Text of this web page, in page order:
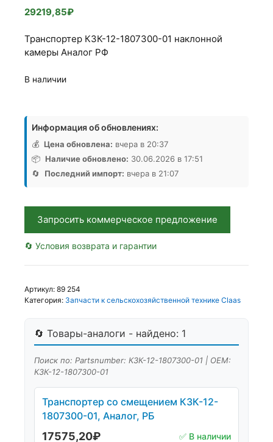
29219,85₽
Транспортер КЗК-12-1807300-01 наклонной
камеры Аналог РФ
В наличии
товара
Транспортер
КЗК-12-
1807300-
01
наклонной
Информация об обновлениях:
💰 Цена обновлена: вчера в 20:37
📦 Наличие обновлено: 30.06.2026 в 17:51
🔄
Последний импорт: вчера в 21:07
Запросить коммерческое предложение
🔄 Условия возврата и гарантии
Артикул: 89 254
Категория: Запчасти к сельскохозяйственной технике Claas
🔄 Товары-аналоги - найдено: 1
Поиск по: Partsnumber: КЗК-12-1807300-01 | OEM:
КЗК-12-1807300-01
Транспортер со смещением КЗК-12-
1807300-01, Аналог, РБ
17575,20₽ ✅ В наличии